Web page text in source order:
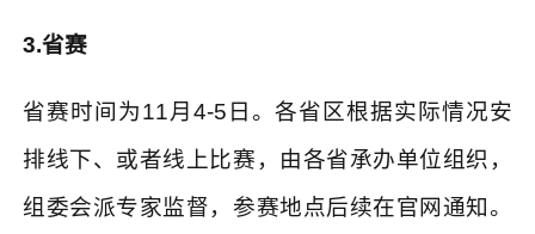
3.省赛
省赛时间为11月 4-5 日。各省区根据实际情况安
排线下、或者线上比赛，由各省承办单位组织，
组委会派专家监督，参赛地点后续在官网通知。